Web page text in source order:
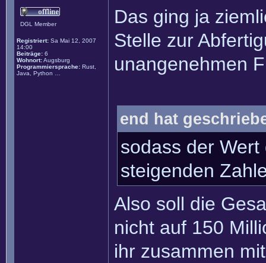
DGL Member
Registriert: Sa Mai 12, 2007
14:00
Beiträge: 6
Wohnort:Augsburg
Programmiersprache: Rust,
Java, Python …
Das ging ja
Stelle zur
unangenehmen
end hat
sodass der Wert
steigenden
Also soll die
nicht auf 150
ihr zusammen